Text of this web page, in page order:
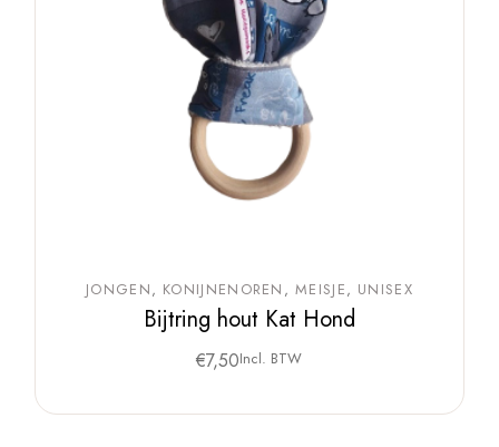
JONGEN KONIJNENOREN MEISJE UNISEX
Bijtring hout Kat Hond
€7,50Incl. BTW